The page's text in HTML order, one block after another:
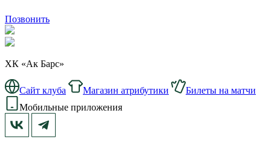
Позвонить
ХК «Ак Барс»
Сайт клуба Магазин атрибутики
Билеты на матчи
Мобильные приложения